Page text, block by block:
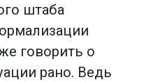
штаба
говорить о
рано. Ведь